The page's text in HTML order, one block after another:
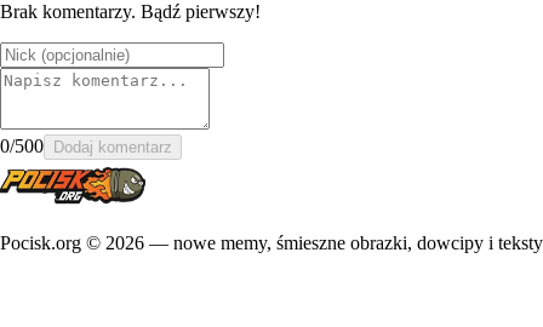
Brak komentarzy. Bądź pierwszy!
0/500 Dodaj komentarz
Pocisk.org © 2026 — nowe memy, śmieszne obrazki, dowcipy i teksty